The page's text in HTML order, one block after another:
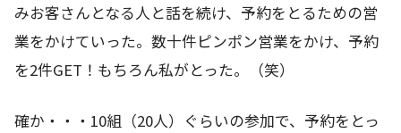
みお客さんとなる人と話を続け、予約をとるための営
業をかけていった。数十件ピンポン営業をかけ、予約
を2件GET！もちろん私がとった。（笑）
確か・・・10組（20人）ぐらいの参加で、予約をとっ